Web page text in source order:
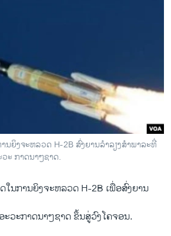
ນຍິງຈະຫລວດ H-2B ສົ່ງຍານລໍາລຽງສໍາພາລະທີ່
ະ ກາດນາໆຊາດ.
ໃນ​ການຍິງຈະ​ຫລວດ H-2B ​ເພື່ອ​ສົ່ງຍານ​
ວະ​ກາດນາໆ​ຊາດ ຂຶ້ນສູ່​ວົງ​ໂຄຈອນ.